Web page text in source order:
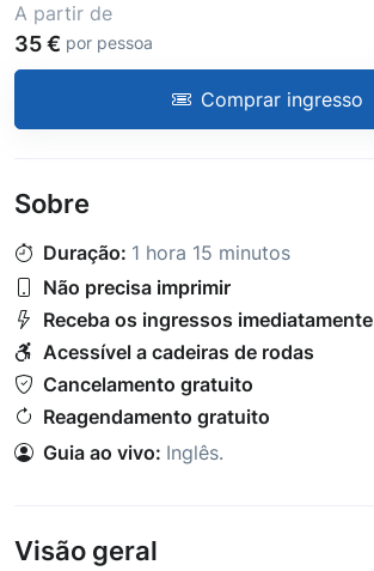
A partir de
35 € por pessoa
Comprar ingresso
Sobre
Duração: 1 hora 15 minutos
Não precisa imprimir
Receba os ingressos imediatamente
Acessível a cadeiras de rodas
Cancelamento gratuito
Reagendamento gratuito
Guia ao vivo: Inglês.
Visão geral